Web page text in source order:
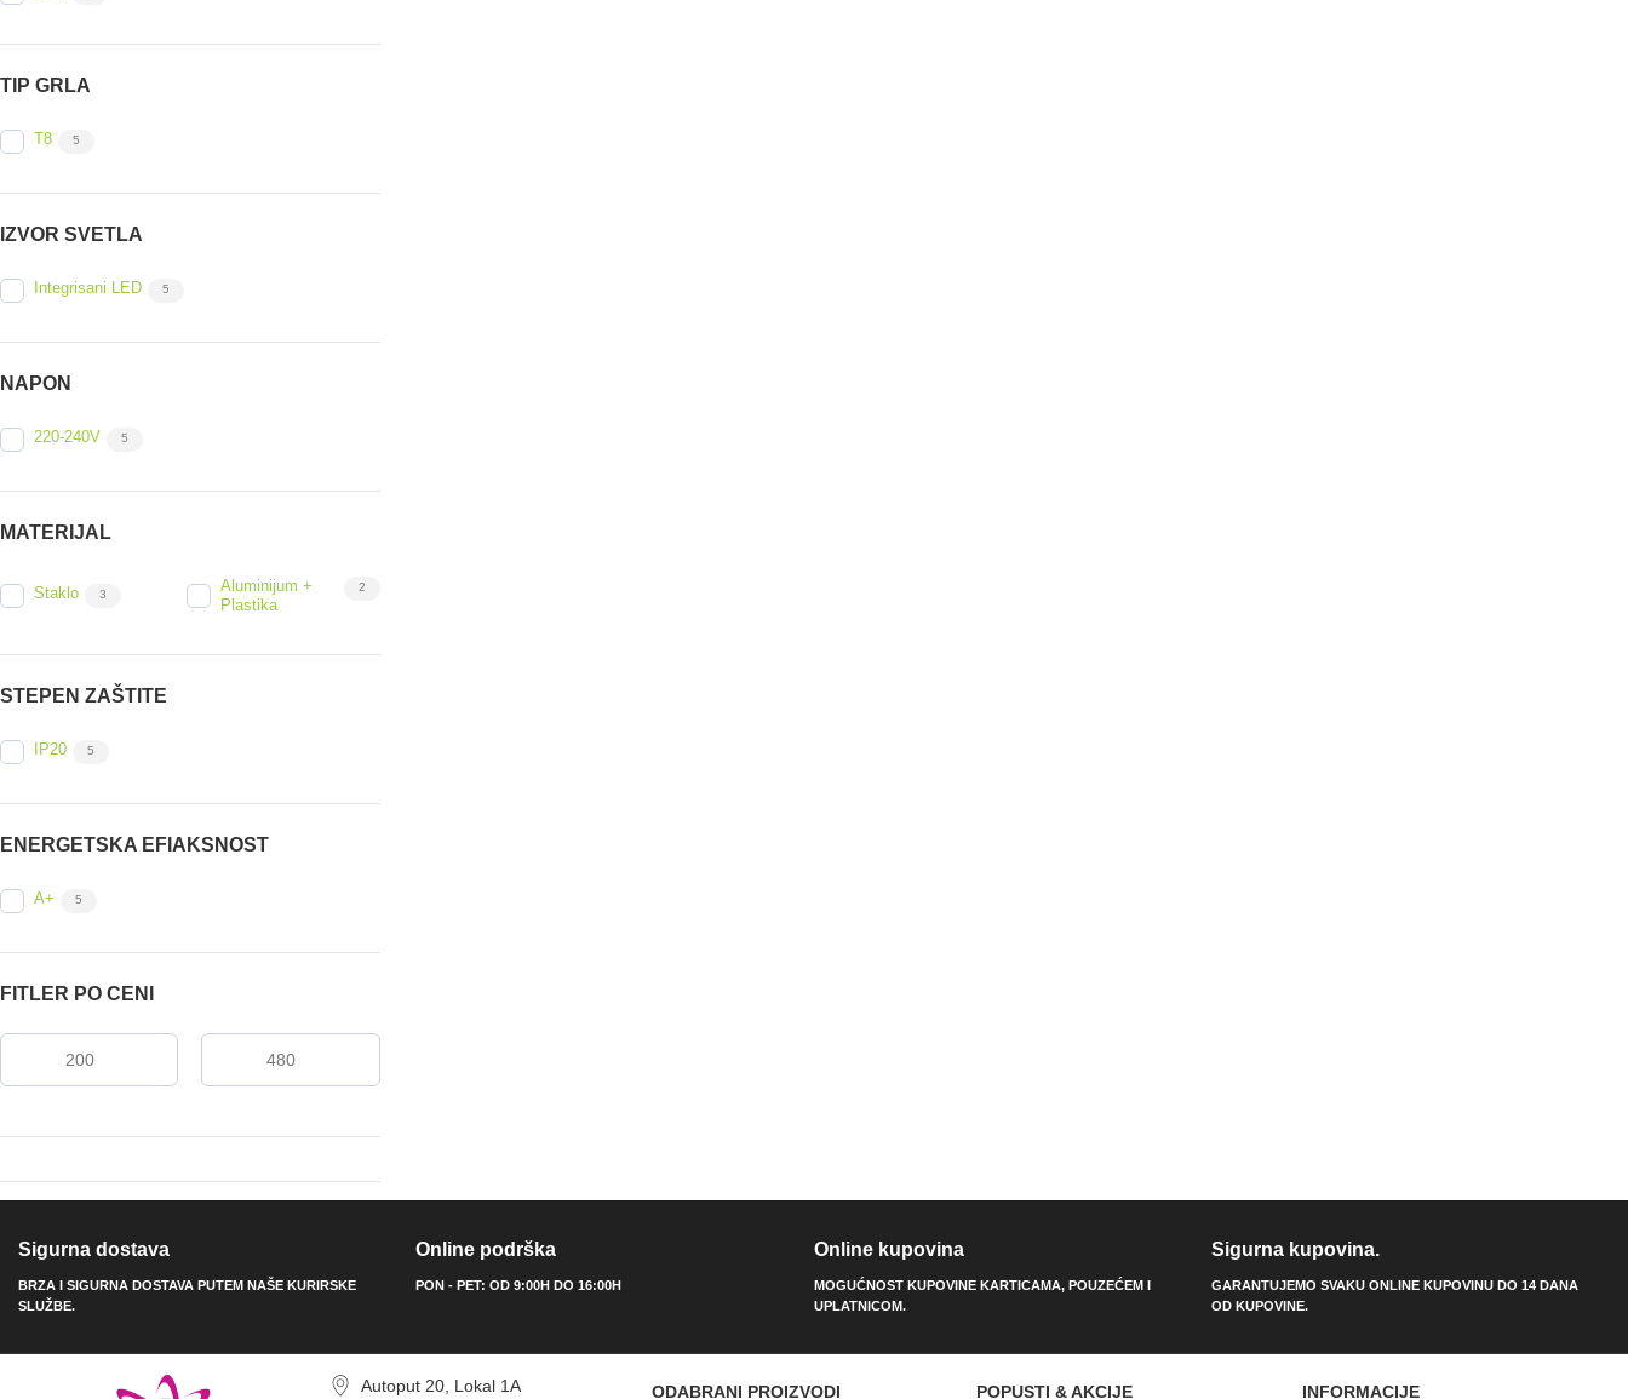
TIP GRLA
T8 5
IZVOR SVETLA
Integrisani LED 5
NAPON
220-240V 5
MATERIJAL
Staklo 3
Aluminijum +
Plastika
2
STEPEN ZAŠTITE
IP20 5
ENERGETSKA EFIAKSNOST
A+ 5
FITLER PO CENI
Sigurna dostava
BRZA I SIGURNA DOSTAVA PUTEM NAŠE KURIRSKE
SLUŽBE.
Online podrška
PON - PET: OD 9:00H DO 16:00H
Online kupovina
MOGUĆNOST KUPOVINE KARTICAMA, POUZEĆEM I
UPLATNICOM.
Sigurna kupovina.
GARANTUJEMO SVAKU ONLINE KUPOVINU DO 14 DANA
OD KUPOVINE.
Autoput 20, Lokal 1A ODABRANI PROIZVODI POPUSTI & AKCIJE INFORMACIJE